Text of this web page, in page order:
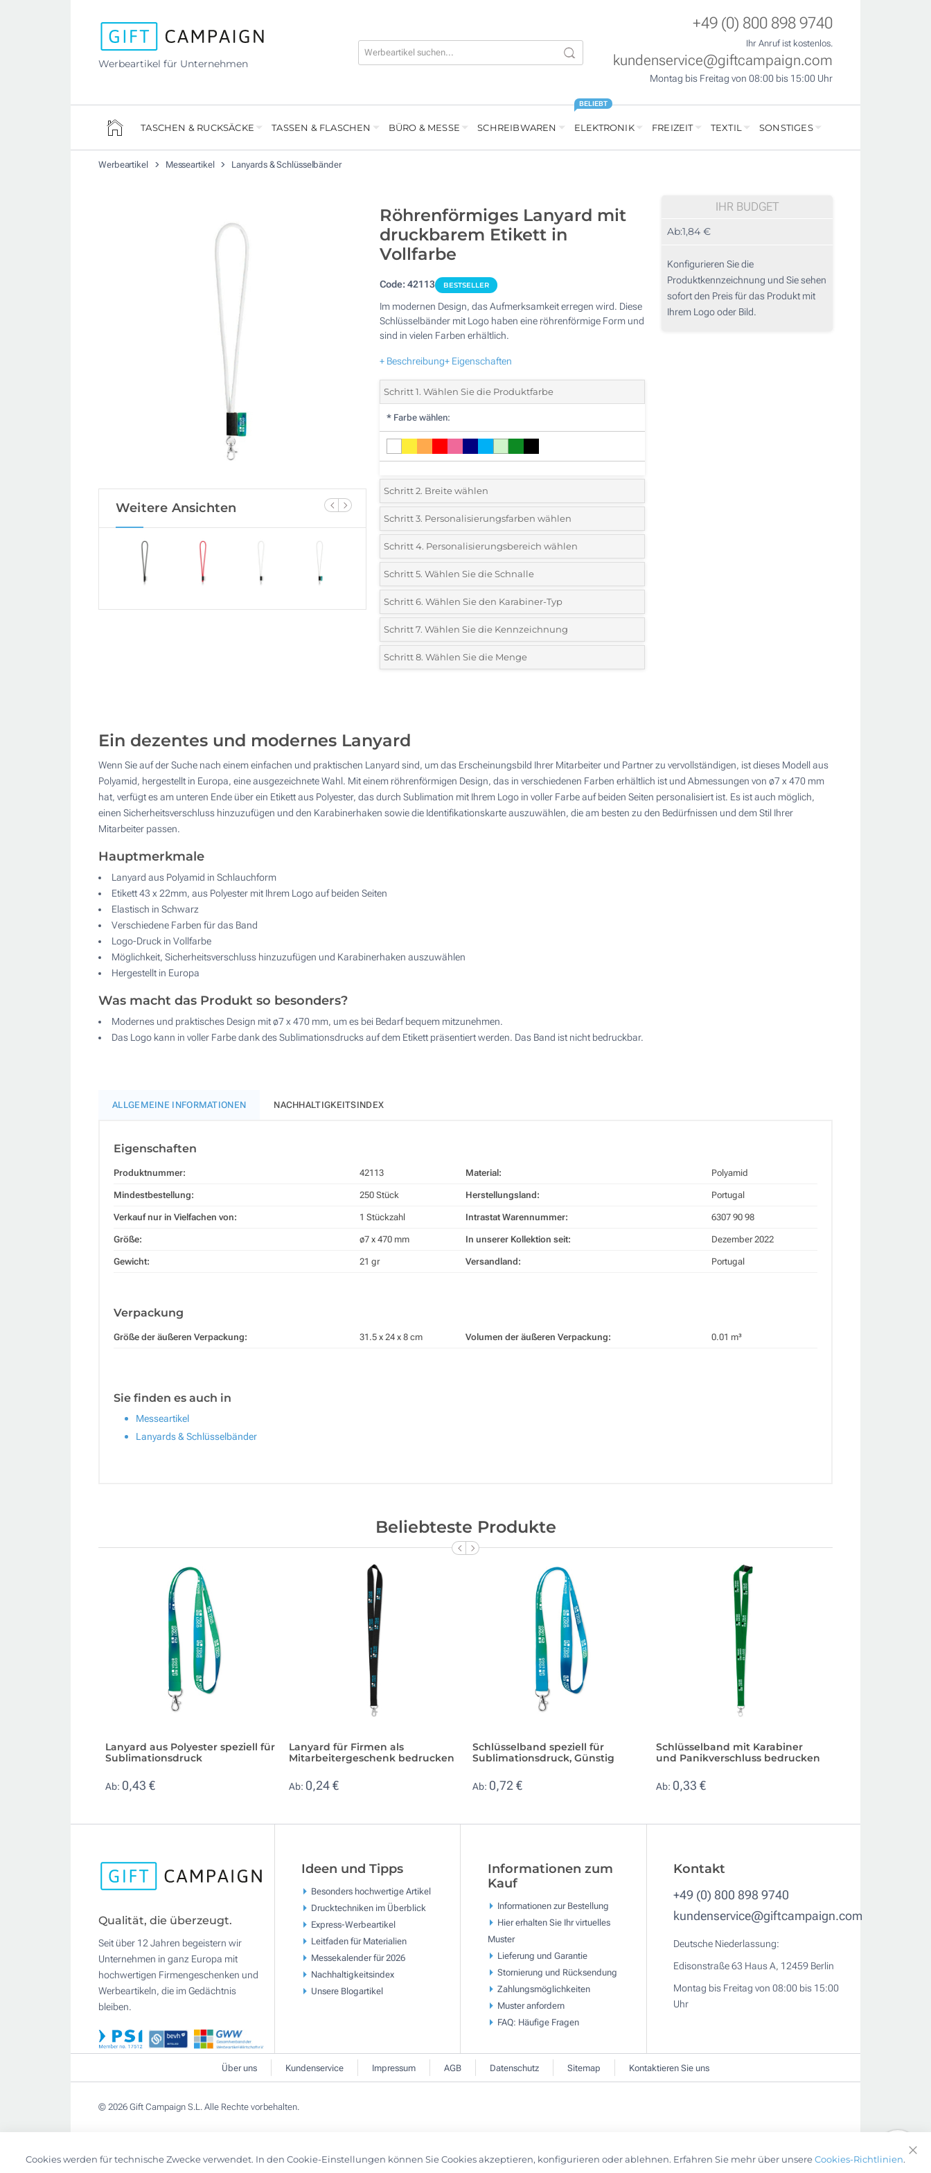
Werbeartikel für Unternehmen
+49 (0) 800 898 9740
Ihr Anruf ist kostenlos.
kundenservice@giftcampaign.com
Montag bis Freitag von 08:00 bis 15:00 Uhr
TASCHEN & RUCKSÄCKE TASSEN & FLASCHEN BÜRO & MESSE SCHREIBWAREN ELEKTRONIK
BELIEBT
FREIZEIT TEXTIL SONSTIGES
Werbeartikel Messeartikel Lanyards & Schlüsselbänder
Weitere Ansichten
Röhrenförmiges Lanyard mit
druckbarem Etikett in
Vollfarbe
Code:42113 BESTSELLER
Im modernen Design, das Aufmerksamkeit erregen wird. Diese
Schlüsselbänder mit Logo haben eine röhrenförmige Form und
sind in vielen Farben erhältlich.
+ Beschreibung+ Eigenschaften
Schritt 1. Wählen Sie die Produktfarbe
* Farbe wählen:
Schritt 2. Breite wählen
*Breite des Bandes wählen:
ø7mm
Schritt 3. Personalisierungsfarben wählen
*Wählen Sie die Druck- und Farbtechniken für Ihr Logo:
Sublimationsdruck (vollfarbig)
Ohne Werbedruck
Schritt 4. Personalisierungsbereich wählen
*Wo möchten Sie Ihr Logo drucken?:
Etikett
Schritt 5. Wählen Sie die Schnalle
*Lassen Sie uns wissen, ob Sie eine Schnalle hinzufügen
möchten:
Ohne Schnalle
Schritt 6. Wählen Sie den Karabiner-Typ
Metallkarabiner
Standard
Metallkarabiner
oval
Ø32
Ø35
55mm
Kombi
Schritt 7. Wählen Sie die Kennzeichnung
Ohne
Kennzeichnung
110 x 90 mm
mm
Schritt 8. Wählen Sie die Menge
1250
2500
IHR BUDGET
Ab:1,84 €
Konfigurieren Sie die
Produktkennzeichnung und Sie sehen
sofort den Preis für das Produkt mit
Ihrem Logo oder Bild.
Ein dezentes und modernes Lanyard
Wenn Sie auf der Suche nach einem einfachen und praktischen Lanyard sind, um das Erscheinungsbild Ihrer Mitarbeiter und Partner zu vervollständigen, ist dieses Modell aus
Polyamid, hergestellt in Europa, eine ausgezeichnete Wahl. Mit einem röhrenförmigen Design, das in verschiedenen Farben erhältlich ist und Abmessungen von ø7 x 470 mm
hat, verfügt es am unteren Ende über ein Etikett aus Polyester, das durch Sublimation mit Ihrem Logo in voller Farbe auf beiden Seiten personalisiert ist. Es ist auch möglich,
einen Sicherheitsverschluss hinzuzufügen und den Karabinerhaken sowie die Identifikationskarte auszuwählen, die am besten zu den Bedürfnissen und dem Stil Ihrer
Mitarbeiter passen.
Hauptmerkmale
Lanyard aus Polyamid in Schlauchform
Etikett 43 x 22mm, aus Polyester mit Ihrem Logo auf beiden Seiten
Elastisch in Schwarz
Verschiedene Farben für das Band
Logo-Druck in Vollfarbe
Möglichkeit, Sicherheitsverschluss hinzuzufügen und Karabinerhaken auszuwählen
Hergestellt in Europa
Was macht das Produkt so besonders?
Modernes und praktisches Design mit ø7 x 470 mm, um es bei Bedarf bequem mitzunehmen.
Das Logo kann in voller Farbe dank des Sublimationsdrucks auf dem Etikett präsentiert werden. Das Band ist nicht bedruckbar.
ALLGEMEINE INFORMATIONEN NACHHALTIGKEITSINDEX
Eigenschaften
Produktnummer: 42113
Mindestbestellung: 250 Stück
Verkauf nur in Vielfachen von: 1 Stückzahl
Größe: ø7 x 470 mm
Gewicht: 21 gr
Material: Polyamid
Herstellungsland: Portugal
Intrastat Warennummer: 6307 90 98
In unserer Kollektion seit: Dezember 2022
Versandland: Portugal
Verpackung
Größe der äußeren Verpackung: 31.5 x 24 x 8 cm Volumen der äußeren Verpackung: 0.01 m³
Sie finden es auch in
Messeartikel
Lanyards & Schlüsselbänder
Beliebteste Produkte
Lanyard aus Polyester speziell für
Sublimationsdruck
Ab: 0,43 €
Lanyard für Firmen als
Mitarbeitergeschenk bedrucken
Ab: 0,24 €
Schlüsselband speziell für
Sublimationsdruck, Günstig
Ab: 0,72 €
Schlüsselband mit Karabiner
und Panikverschluss bedrucken
Ab: 0,33 €
Qualität, die überzeugt.
Seit über 12 Jahren begeistern wir
Unternehmen in ganz Europa mit
hochwertigen Firmengeschenken und
Werbeartikeln, die im Gedächtnis
bleiben.
Ideen und Tipps
Besonders hochwertige Artikel
Drucktechniken im Überblick
Express-Werbeartikel
Leitfaden für Materialien
Messekalender für 2026
Nachhaltigkeitsindex
Unsere Blogartikel
Informationen zum
Kauf
Informationen zur Bestellung
Hier erhalten Sie Ihr virtuelles
Muster
Lieferung und Garantie
Stornierung und Rücksendung
Zahlungsmöglichkeiten
Muster anfordern
FAQ: Häufige Fragen
Kontakt
+49 (0) 800 898 9740
kundenservice@giftcampaign.com
Deutsche Niederlassung:
Edisonstraße 63 Haus A, 12459 Berlin
Montag bis Freitag von 08:00 bis 15:00
Uhr
Über uns Kundenservice Impressum AGB Datenschutz Sitemap Kontaktieren Sie uns
© 2026 Gift Campaign S.L. Alle Rechte vorbehalten.
Cookies werden für technische Zwecke verwendet. In den Cookie-Einstellungen können Sie Cookies akzeptieren, konfigurieren oder ablehnen. Erfahren Sie mehr über unsereCookies-Richtlinien.